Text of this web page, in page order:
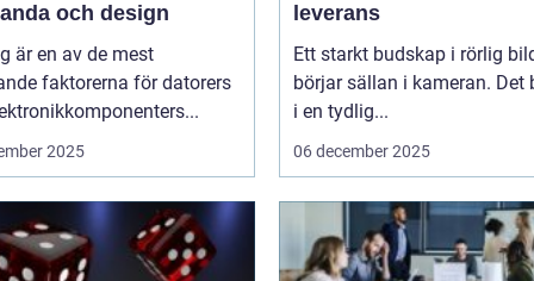
och design
är en av de mest
faktorerna för datorers
2025
leverans
Ett starkt budskap i rörlig
börjar sällan i kameran. Det
i en tydlig...
06 december 2025